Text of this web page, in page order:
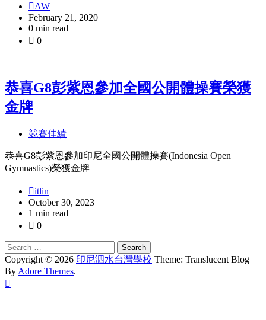
AW
February 21, 2020
0 min read
0
恭喜G8彭紫恩參加全國公開體操賽榮獲
金牌
競賽佳績
恭喜G8彭紫恩參加印尼全國公開體操賽(Indonesia Open
Gymnastics)榮獲金牌
itlin
October 30, 2023
1 min read
0
Search
for:
Copyright © 2026 印尼泗水台灣學校 Theme: Translucent Blog
By Adore Themes.